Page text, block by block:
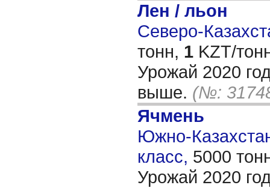
Лен / льон
Северо-
тонн, 1 KZT/
Урожай 2020
выше. (№:
Ячмень
Южно-
класс, 5000
Урожай 2020